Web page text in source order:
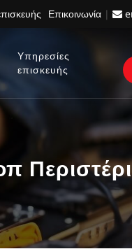
Επικοινωνία |
Υπηρεσίες
επισκευής